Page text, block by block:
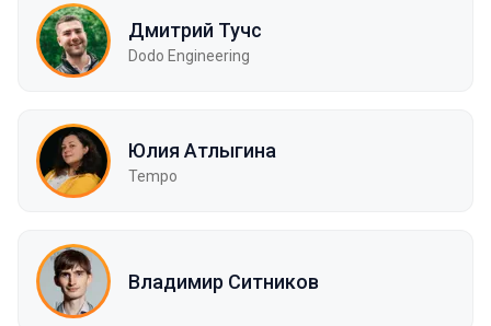
Дмитрий Тучс
Dodo Engineering
Юлия Атлыгина
Tempo
Владимир Ситников